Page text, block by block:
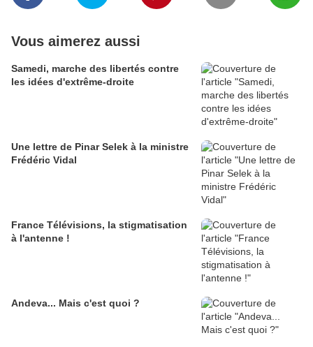
Vous aimerez aussi
Samedi, marche des libertés contre
les idées d'extrême-droite
Une lettre de Pinar Selek à la ministre
Frédéric Vidal
France Télévisions, la stigmatisation
à l'antenne !
Andeva... Mais c'est quoi ?